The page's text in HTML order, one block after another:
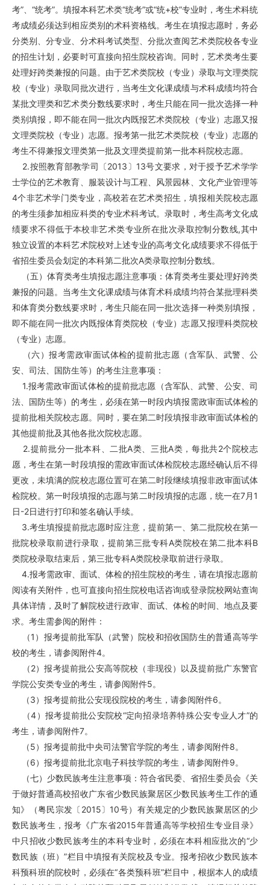
考”、“统考”。填报本科艺术类“统考”或“统+校”专业时，考生术科统
考成绩必须达到相应类别的术科资格线。考生在填报志愿时，务必
分类别、分专业、分术科考试类型、分批次查阅艺术类院校各专业
的招生计划，必要时可直接向招生院校咨询。同时，艺术类考生要
处理好跨类兼报的问题。由于艺术类院校（专业）录取与文理类院
校（专业）录取同批次进行，当考生文化课成绩与术科成绩均符合
某批文理类和艺术类分数线要求时，考生只能在同一批次选择一种
类别填报，即不能在同一批次内既报艺术类院校（专业）志愿又报
文理类院校（专业）志愿。报考第一批艺术类院校（专业）志愿的
考生不得兼报文理类第一批及文理类提前第一批本科院校志愿。
2.按照教育部教学司〔2013〕13号文要求，对于授予艺术学学
士学位的艺术教育、服装设计与工程、风景园林、文化产业管理等
4个非艺术学门类专业，高校若在艺术类招生，填报相关院校志愿
的考生须参加相应科类的专业术科考试。录取时，考生高考文化成
绩要求不得低于本校非艺术类专业所在批次录取控制分数线,其中
独立设置的本科艺术院校对上述专业的高考文化成绩要求不得低于
省招生委员会划定的本科第二批次A类录取控制分数线。
（五）体育类考生填报志愿注意事项：体育类考生要处理好跨类
兼报的问题。当考生文化课成绩与体育术科成绩均符合某批理科类
和体育类分数线要求时，考生只能在同一批次选择一种类别填报，
即不能在同一批次内既报体育类院校（专业）志愿又报理科类院校
（专业）志愿。
（六）报考需政审面试体检的提前批志愿（含军队、武警、公
安、司法、国防生等）的考生注意事项：
1.报考需政审面试体检的提前批志愿（含军队、武警、公安、司
法、国防生等）的考生，必须在第一时段内填报需政审面试体检的
提前批相关院校志愿。同时，要在第二时段填报非政审面试体检的
其他提前批及其他各批次院校志愿。
2.提前批分一批本科、二批A类、三批A类，每批共2个院校志
愿，考生在第一时段填报的需政审面试体检院校志愿经确认后不得
更改，未填满的院校志愿位置可在第二时段继续填报非政审面试体
检院校。第一时段填报的志愿与第二时段填报的志愿，统一在7月1
日-2日进行打印和签名确认手续。
3.考生填报提前批志愿时应注意，提前第一、第二批院校在第一
批院校录取前进行录取，提前第三批专科A类院校在第二批本科B
类院校录取结束后，第三批专科A类院校录取前进行录取。
4.报考需政审、面试、体检的招生院校的考生，请在填报志愿前
阅读有关附件，也可直接向招生院校电话咨询或登录院校网站查询
具体详情，及时了解院校进行政审、面试、体检的时间、地点及要
求。考生需参阅的附件：
（1）报考提前批军队（武警）院校和招收国防生的普通高等学
校的考生，请参阅附件4。
（2）报考提前批公安高等院校（非现役）以及提前批广东警官
学院公安类专业的考生，请参阅附件5。
（3）报考提前批公安现役院校的考生，请参阅附件6。
（4）报考提前批公安院校“定向招录培养特殊公安专业人才”的
考生，请参阅附件7。
（5）报考提前批中央司法警官学院的考生，请参阅附件8。
（6）报考提前批北京电子科技学院的考生，请参阅附件9。
（七）少数民族考生注意事项：符合省民委、省招生委员会《关
于做好普通高校招收广东省少数民族聚居区少数民族考生工作的通
知》（粤民宗发〔2015〕10号）有关规定的少数民族聚居区的少
数民族考生，报考《广东省2015年普通高等学校招生专业目录》
中只招收少数民族考生的本科专业时，必须在本科相应批次的“少
数民族（班）”栏目中填报有关院校及专业。报考招收少数民族本
科预科班的院校时，必须在“各类预科班”栏目中，根据本人的成绩